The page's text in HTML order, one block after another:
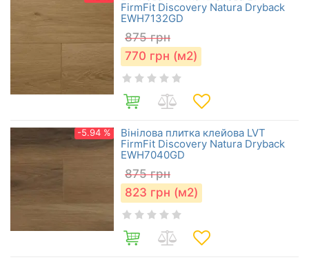
FirmFit Discovery Natura Dryback
EWH7132GD
875 грн
770 грн (м2)
-5.94 %
Вінілова плитка клейова LVT
FirmFit Discovery Natura Dryback
EWH7040GD
875 грн
823 грн (м2)